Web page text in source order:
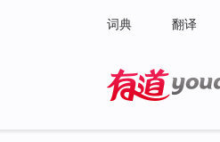
词典 翻译